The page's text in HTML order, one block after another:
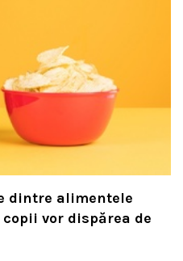
dintre alimentele
vor dispărea de